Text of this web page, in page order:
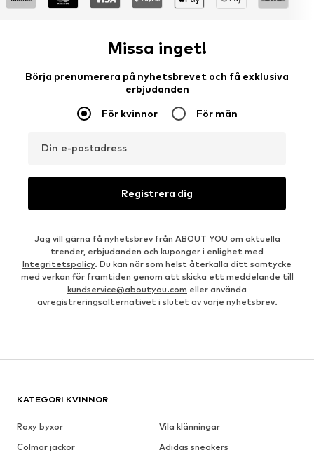
Missa inget!
Börja prenumerera på nyhetsbrevet och få exklusiva
erbjudanden
För kvinnor För män
Din e-postadress
Registrera dig
Jag vill gärna få nyhetsbrev från ABOUT YOU om aktuella
trender, erbjudanden och kuponger i enlighet med
Integritetspolicy. Du kan när som helst återkalla ditt samtycke
med verkan för framtiden genom att skicka ett meddelande till
kundservice@aboutyou.com eller använda
avregistreringsalternativet i slutet av varje nyhetsbrev.
KATEGORI KVINNOR
Roxy byxor
Vila klänningar
Colmar jackor
Adidas sneakers